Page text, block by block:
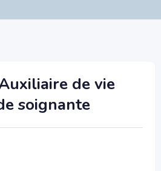
de vie
soignante